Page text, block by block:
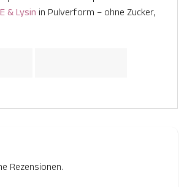
& Lysin in Pulverform – ohne Zucker,
Rezensionen.